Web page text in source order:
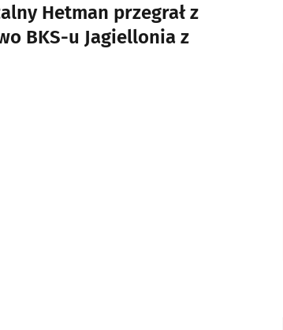
Hetman przegrał z
BKS-u Jagiellonia z